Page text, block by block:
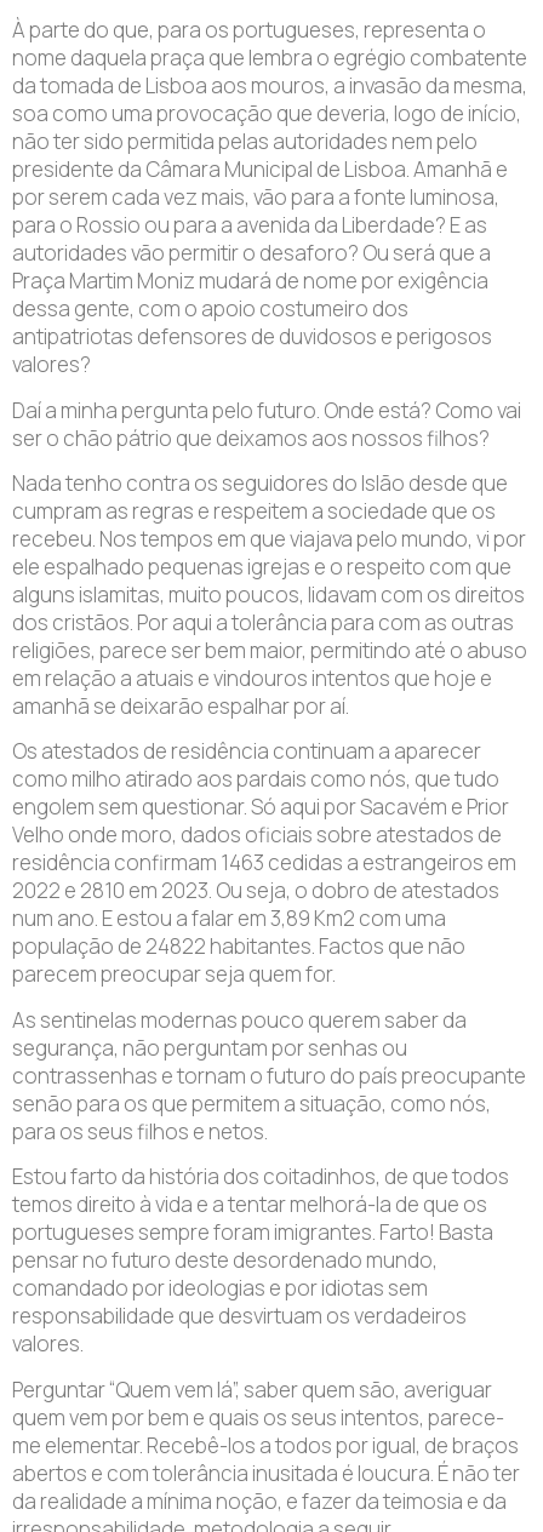
À parte do que, para os portugueses, representa o
nome daquela praça que lembra o egrégio combatente
da tomada de Lisboa aos mouros, a invasão da mesma,
soa como uma provocação que deveria, logo de início,
não ter sido permitida pelas autoridades nem pelo
presidente da Câmara Municipal de Lisboa. Amanhã e
por serem cada vez mais, vão para a fonte luminosa,
para o Rossio ou para a avenida da Liberdade? E as
autoridades vão permitir o desaforo? Ou será que a
Praça Martim Moniz mudará de nome por exigência
dessa gente, com o apoio costumeiro dos
antipatriotas defensores de duvidosos e perigosos
valores?
Daí a minha pergunta pelo futuro. Onde está? Como vai
ser o chão pátrio que deixamos aos nossos filhos?
Nada tenho contra os seguidores do Islão desde que
cumpram as regras e respeitem a sociedade que os
recebeu. Nos tempos em que viajava pelo mundo, vi por
ele espalhado pequenas igrejas e o respeito com que
alguns islamitas, muito poucos, lidavam com os direitos
dos cristãos. Por aqui a tolerância para com as outras
religiões, parece ser bem maior, permitindo até o abuso
em relação a atuais e vindouros intentos que hoje e
amanhã se deixarão espalhar por aí.
Os atestados de residência continuam a aparecer
como milho atirado aos pardais como nós, que tudo
engolem sem questionar. Só aqui por Sacavém e Prior
Velho onde moro, dados oficiais sobre atestados de
residência confirmam 1463 cedidas a estrangeiros em
2022 e 2810 em 2023. Ou seja, o dobro de atestados
num ano. E estou a falar em 3,89 Km2 com uma
população de 24822 habitantes. Factos que não
parecem preocupar seja quem for.
As sentinelas modernas pouco querem saber da
segurança, não perguntam por senhas ou
contrassenhas e tornam o futuro do país preocupante
senão para os que permitem a situação, como nós,
para os seus filhos e netos.
Estou farto da história dos coitadinhos, de que todos
temos direito à vida e a tentar melhorá-la de que os
portugueses sempre foram imigrantes. Farto! Basta
pensar no futuro deste desordenado mundo,
comandado por ideologias e por idiotas sem
responsabilidade que desvirtuam os verdadeiros
valores.
Perguntar “Quem vem lá”, saber quem são, averiguar
quem vem por bem e quais os seus intentos, parece-
me elementar. Recebê-los a todos por igual, de braços
abertos e com tolerância inusitada é loucura. É não ter
da realidade a mínima noção, e fazer da teimosia e da